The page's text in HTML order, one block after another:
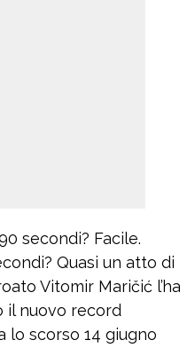
secondi? Facile.
Quasi un atto di
Vitomir Maričić l’ha
il nuovo record
lo scorso 14 giugno